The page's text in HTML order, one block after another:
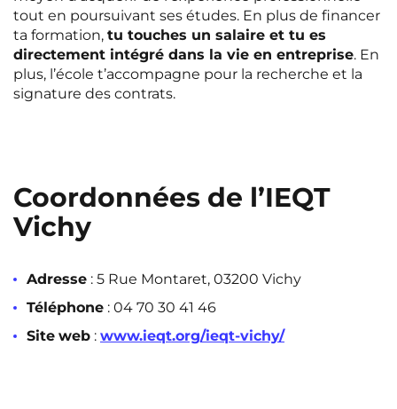
tout en poursuivant ses études. En plus de financer
ta formation, tu touches un salaire et tu es
directement intégré dans la vie en entreprise. En
plus, l’école t’accompagne pour la recherche et la
signature des contrats.
Coordonnées de l’IEQT
Vichy
Adresse : 5 Rue Montaret, 03200 Vichy
Téléphone : 04 70 30 41 46
Site web : www.ieqt.org/ieqt-vichy/